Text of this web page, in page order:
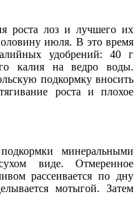
роста лоз и лучшего их
июля. В это время
удобрений: 40 г
калия на ведро воды.
подкормку вносить
роста и плохое
минеральными
виде. Отмеренное
рассеивается по дну
мотыгой. Затем